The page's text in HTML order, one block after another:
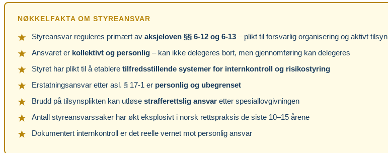
NØKKELFAKTA OM STYREANSVAR
Styreansvar reguleres primært av aksjeloven §§ 6-12 og 6-13 – plikt til forsvarlig organisering og aktivt tilsyn
Ansvaret er kollektivt og personlig – kan ikke delegeres bort, men gjennomføring kan delegeres
Styret har plikt til å etablere tilfredsstillende systemer for internkontroll og risikostyring
Erstatningsansvar etter asl. § 17-1 er personlig og ubegrenset
Brudd på tilsynsplikten kan utløse strafferettslig ansvar etter spesiallovgivningen
Antall styreansvarssaker har økt eksplosivt i norsk rettspraksis de siste 10–15 årene
Dokumentert internkontroll er det reelle vernet mot personlig ansvar